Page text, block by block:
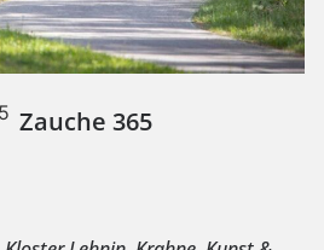
Zauche 365